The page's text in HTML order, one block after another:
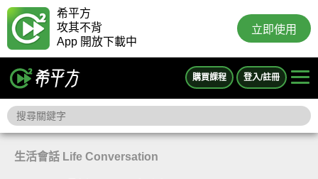
希平方
攻其不背
App 開放下載中
立即使用
購買課程 登入/註冊
生活會話 Life Conversation